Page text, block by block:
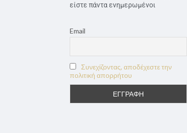
είστε πάντα ενημερωμένοι
Email
Συνεχίζοντας, αποδέχεστε την
πολιτική απορρήτου